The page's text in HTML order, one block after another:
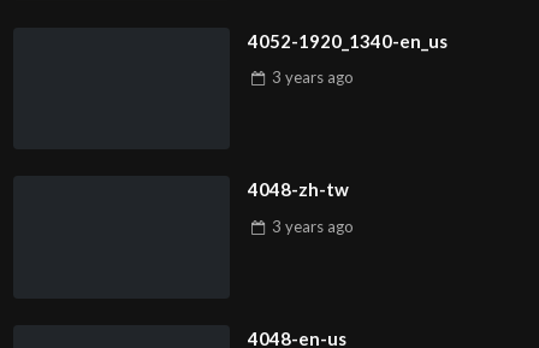
4052-1920_1340-en_us
3 years ago
4048-zh-tw
3 years ago
4048-en-us